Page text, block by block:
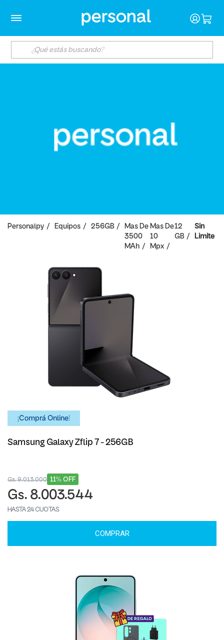
Personalpy Equipos 256GB
Mas De
3500
MAh
Mas De
10
Mpx
12
GB
Sin
Limite
¡Comprá Online!
Samsung Galaxy Zflip 7 - 256GB
11% OFF
Gs. 9.013.000
Gs. 8.003.544
HASTA 24 CUOTAS
COMPRAR